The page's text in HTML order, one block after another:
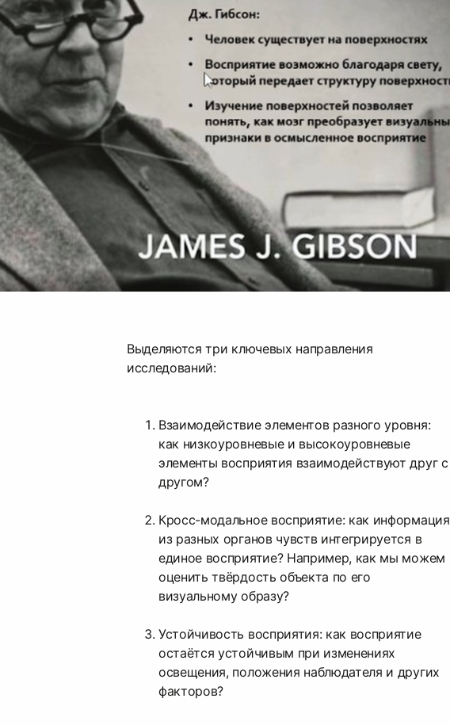
Выделяются три ключевых направления
исследований:
Взаимодействие элементов разного уровня:
как низкоуровневые и высокоуровневые
элементы восприятия взаимодействуют друг с
другом?
Кросс-модальное восприятие: как информация
из разных органов чувств интегрируется в
единое восприятие? Например, как мы можем
оценить твёрдость объекта по его
визуальному образу?
Устойчивость восприятия: как восприятие
остаётся устойчивым при изменениях
освещения, положения наблюдателя и других
факторов?